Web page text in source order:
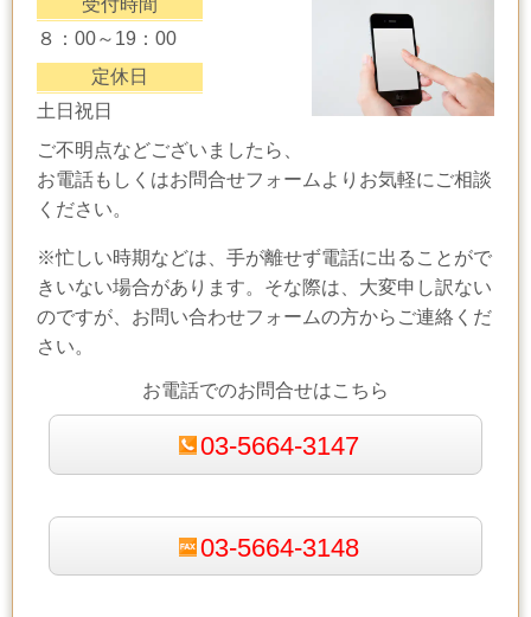
受付時間
８：00～19：00
定休日
土日祝日
ご不明点などございましたら、
お電話もしくはお問合せフォームよりお気軽にご相談
ください。
※忙しい時期などは、手が離せず電話に出ることがで
きいない場合があります。そな際は、大変申し訳ない
のですが、お問い合わせフォームの方からご連絡くだ
さい。
お電話でのお問合せはこちら
03-5664-3147
03-5664-3148